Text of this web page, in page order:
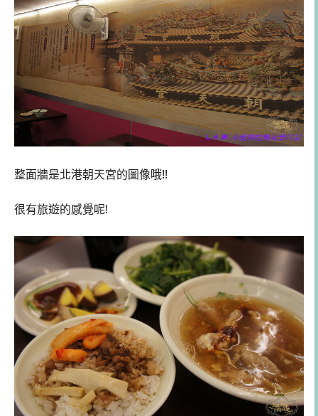
整面牆是北港朝天宮的圖像哦!!
很有旅遊的感覺呢!